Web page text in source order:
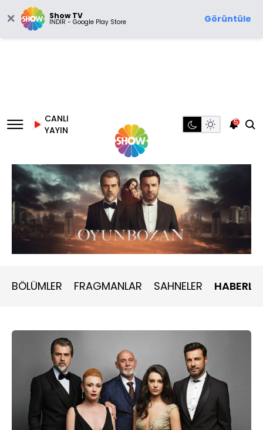
Show TV
İNDİR - Google Play Store Görüntüle
CANLI
YAYIN
5
BÖLÜMLER FRAGMANLAR SAHNELER